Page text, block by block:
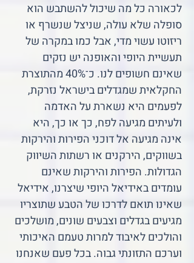
לכאורה כל מה שיכול להשתבש הוא
סופלה שלא עולה, שניצל שנשרף או
ריזוטו עשוי מדי, אבל כמו במקרה של
תעשיית היופי והאופנה יש נזקים
שאינם חשופים לנו. כ־40% מהתוצרת
החקלאית שמגדלים בישראל נזרקת,
לפעמים היא נשארת על האדמה
ולעיתים מגיעה לפח, כך או כך, היא
אינה מגיעה אל דוכני הפירות והירקות
בשווקים, הירקנים או רשתות השיווק
הגדולות. הפירות והירקות שאינם
עומדים באידיאל היופי שיצרנו, אידיאל
שאינו תואם לדרכו של הטבע שתוצריו
מגיעים בגדלים וצבעים שונים, מושלכים
והולכים לאיבוד למרות טעמם האיכותי
וערכם התזונתי גבוה. בכל פעם שאנחנו